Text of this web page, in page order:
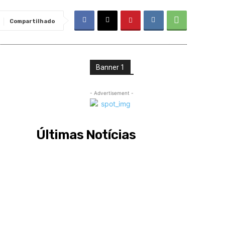
Compartilhado
Banner 1
- Advertisement -
Últimas Notícias